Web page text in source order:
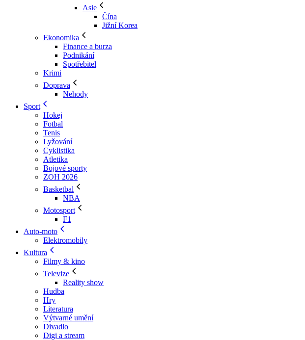
Asie
Čína
Jižní Korea
Ekonomika
Finance a burza
Podnikání
Spotřebitel
Krimi
Doprava
Nehody
Sport
Hokej
Fotbal
Tenis
Lyžování
Cyklistika
Atletika
Bojové sporty
ZOH 2026
Basketbal
NBA
Motosport
F1
Auto-moto
Elektromobily
Kultura
Filmy & kino
Televize
Reality show
Hudba
Hry
Literatura
Výtvarné umění
Divadlo
Digi a stream